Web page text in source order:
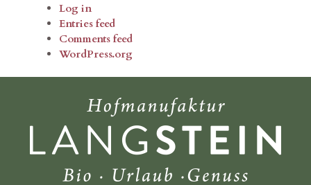
Log in
Entries feed
Comments feed
WordPress.org